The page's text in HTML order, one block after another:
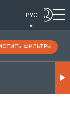
РУС
ФИЛЬТРЫ